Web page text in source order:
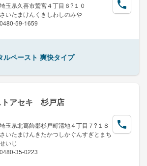
埼玉県久喜市鷲宮４丁目６?１０
さいたまけんくきしわしのみや
0480-59-1659
ルペースト 爽快タイプ
トアセキ 杉戸店
埼玉県北葛飾郡杉戸町清地４丁目７?１８
さいたまけんきたかつしかぐんすぎとまち
せいじ
0480-35-0223